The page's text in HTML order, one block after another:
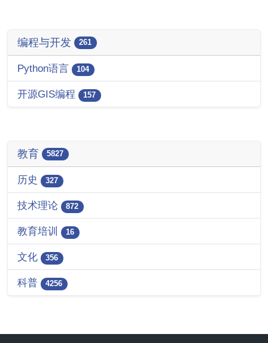
编程与开发 261
Python语言 104
开源GIS编程 157
教育 5827
历史 327
技术理论 872
教育培训 16
文化 356
科普 4256